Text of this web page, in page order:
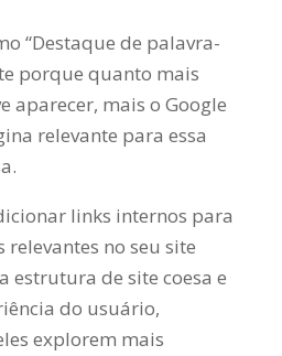
“Destaque de palavra-
porque quanto mais
aparecer, mais o Google
relevante para essa
links internos para
no seu site
estrutura de site coesa e
do usuário,
explorem mais